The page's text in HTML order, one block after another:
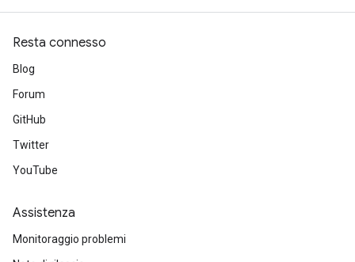
Resta connesso
Blog
Forum
GitHub
Twitter
YouTube
Assistenza
Monitoraggio problemi